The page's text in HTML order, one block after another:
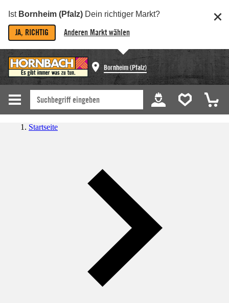
Ist Bornheim (Pfalz) Dein richtiger Markt?
JA, RICHTIG Anderen Markt wählen
Bornheim (Pfalz)
Startseite